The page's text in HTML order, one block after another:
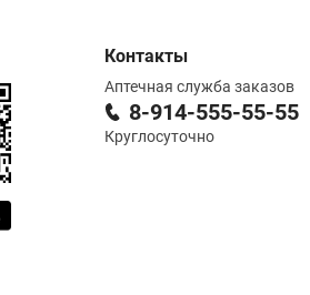
Контакты
Аптечная служба заказов
8-914-555-55-55
Круглосуточно